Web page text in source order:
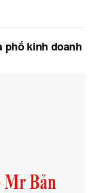
phố kinh doanh